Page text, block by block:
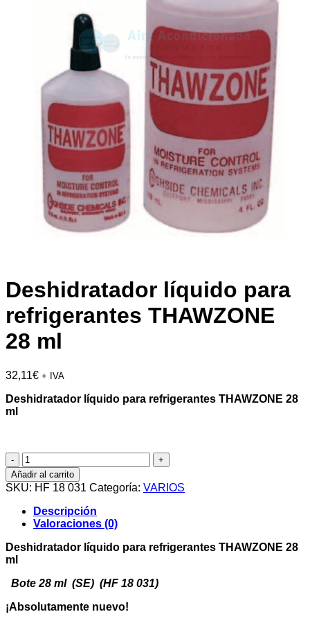
Deshidratador líquido para
refrigerantes THAWZONE
28 ml
32,11€ + IVA
Deshidratador líquido para refrigerantes THAWZONE 28
ml
Deshidratador
líquido
para
refrigerantes
THAWZONE
28
cantidad
Añadir al carrito
SKU: HF 18 031 Categoría: VARIOS
Descripción
Valoraciones (0)
Deshidratador líquido para refrigerantes THAWZONE 28
ml
Bote 28 ml (SE) (HF 18 031)
¡Absolutamente nuevo!